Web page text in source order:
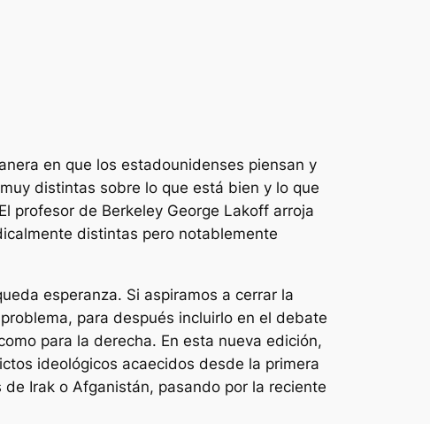
en que los estadounidenses piensan y
distintas sobre lo que está bien y lo que
profesor de Berkeley George Lakoff arroja
distintas pero notablemente
esperanza. Si aspiramos a cerrar la
para después incluirlo en el debate
para la derecha. En esta nueva edición,
ideológicos acaecidos desde la primera
Irak o Afganistán, pasando por la reciente